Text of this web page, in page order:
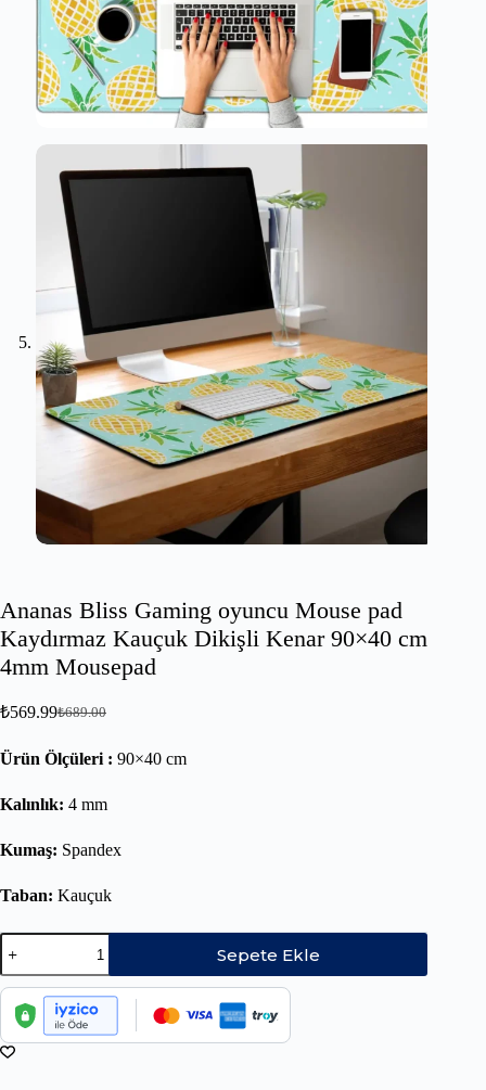
Ananas Bliss Gaming oyuncu Mouse pad
Kaydırmaz Kauçuk Dikişli Kenar 90×40 cm
4mm Mousepad
₺689.00
₺569.99
Ürün Ölçüleri : 90×40 cm
Kalınlık: 4 mm
Kumaş: Spandex
Taban: Kauçuk
Sepete Ekle